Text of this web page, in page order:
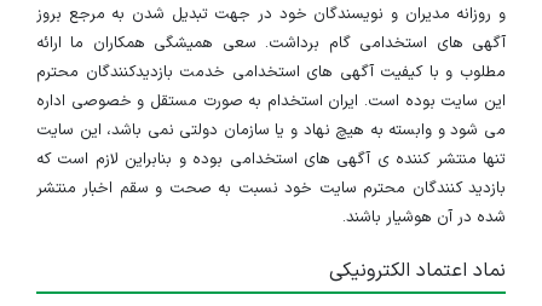
و روزانه مدیران و نویسندگان خود در جهت تبدیل شدن به مرجع بروز
آگهی های استخدامی گام برداشت. سعی همیشگی همکاران ما ارائه
مطلوب و با کیفیت آگهی های استخدامی خدمت بازدیدکنندگان محترم
این سایت بوده است. ایران استخدام به صورت مستقل و خصوصی اداره
می شود و وابسته به هیچ نهاد و یا سازمان دولتی نمی باشد، این سایت
تنها منتشر کننده ی آگهی های استخدامی بوده و بنابراین لازم است که
بازدید کنندگان محترم سایت خود نسبت به صحت و سقم اخبار منتشر
شده در آن هوشیار باشند.
نماد اعتماد الکترونیکی